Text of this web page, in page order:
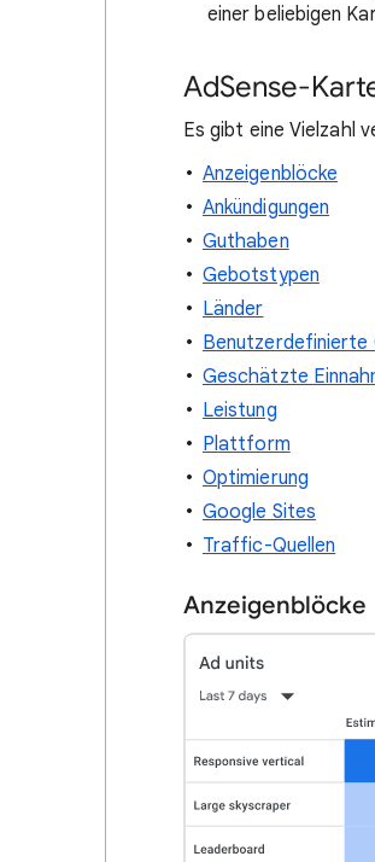
einer beliebigen
AdSense-
Es gibt eine Vielzahl
Anzeigenblöcke
Ankündigungen
Guthaben
Gebotstypen
Länder
Benutzerdefinierte
Geschätzte
Leistung
Plattform
Optimierung
Google Sites
Traffic-Quellen
Anzeigenblöcke